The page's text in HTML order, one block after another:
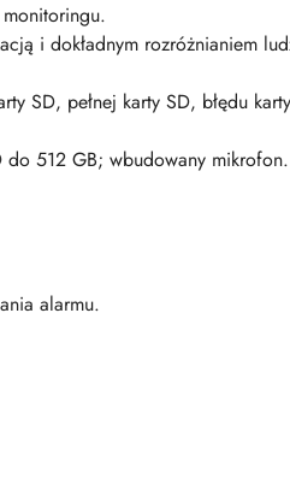
i dokładnym rozróżnianiem
SD, pełnej karty SD, błędu
do 512 GB; wbudowany mikrofon.
alarmu.